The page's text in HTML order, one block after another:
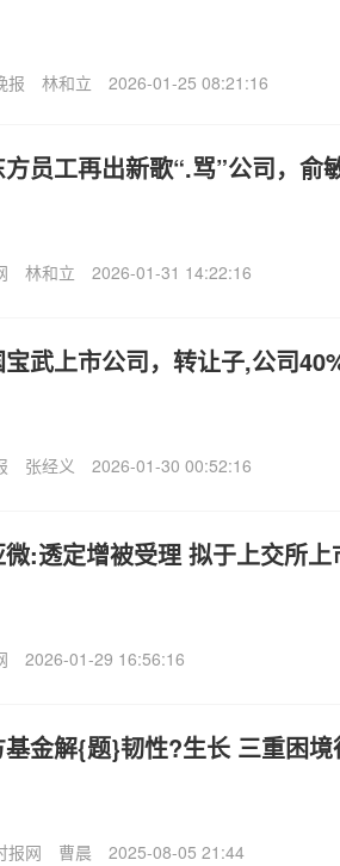
报 林和立 2026-01-25 08:21:16
员工再出新歌“.骂”公司，俞
林和立 2026-01-31 14:22:16
宝武上市公司，转让子,公司
张经义 2026-01-30 00:52:16
微:透定增被受理 拟于上交所上
2026-01-29 16:56:16
基金解{题}韧性?生长 三重困境
报网 曹晨 2025-08-05 21:44